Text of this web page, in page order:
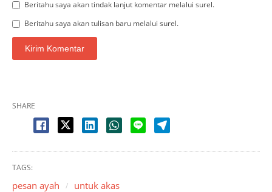
Beritahu saya akan tindak lanjut komentar melalui surel.
Beritahu saya akan tulisan baru melalui surel.
SHARE
TAGS:
pesan ayah untuk akas